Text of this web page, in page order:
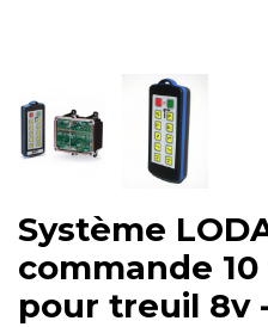
Système
commande
pour treuil 8v